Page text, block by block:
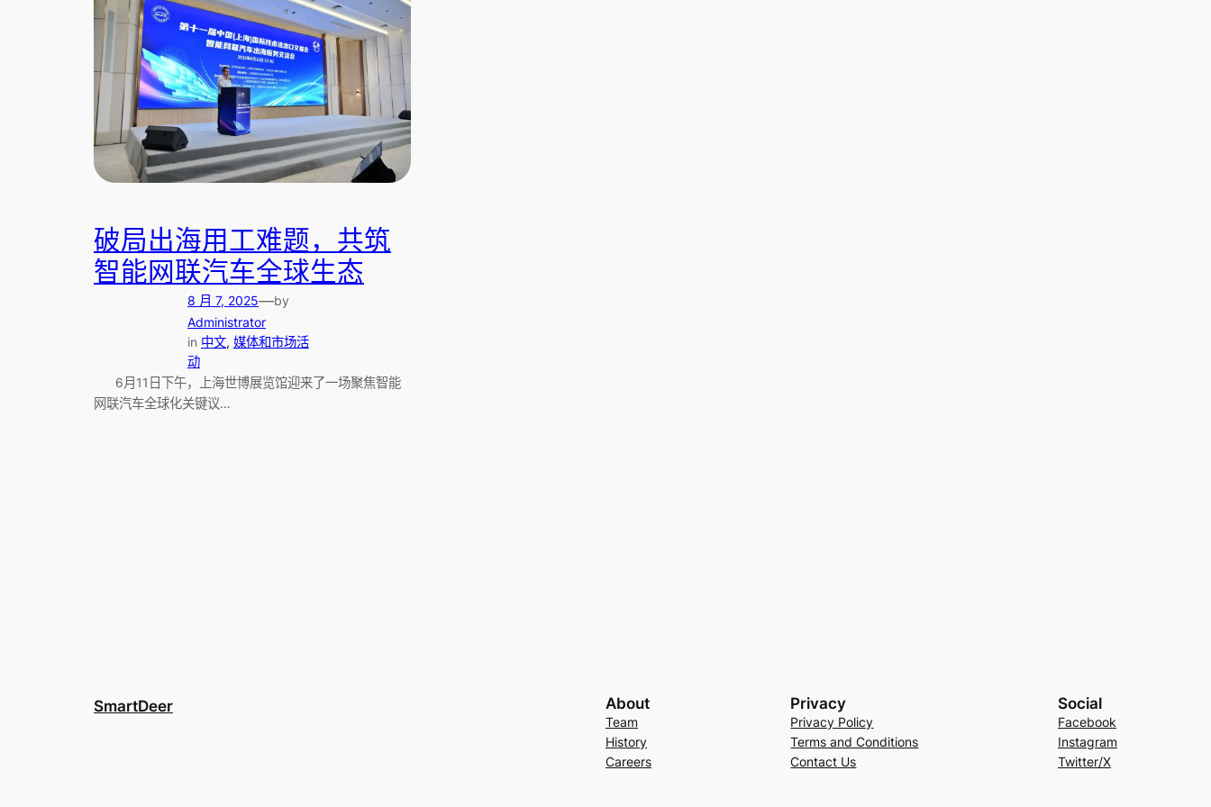
破局出海用工难题，共筑
智能网联汽车全球生态
8 月 7, 2025—by
Administrator
in 中文, 媒体和市场活
动
6月11日下午，上海世博展览馆迎来了一场聚焦智能
网联汽车全球化关键议…
SmartDeer About
Team
History
Careers
Privacy
Privacy Policy
Terms and Conditions
Contact Us
Social
Facebook
Instagram
Twitter/X